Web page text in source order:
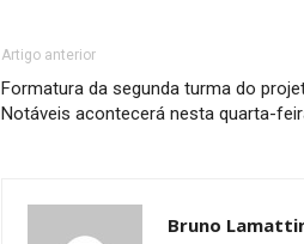
Artigo anterior
Formatura da segunda turma do
Notáveis acontecerá nesta quarta-
Bruno